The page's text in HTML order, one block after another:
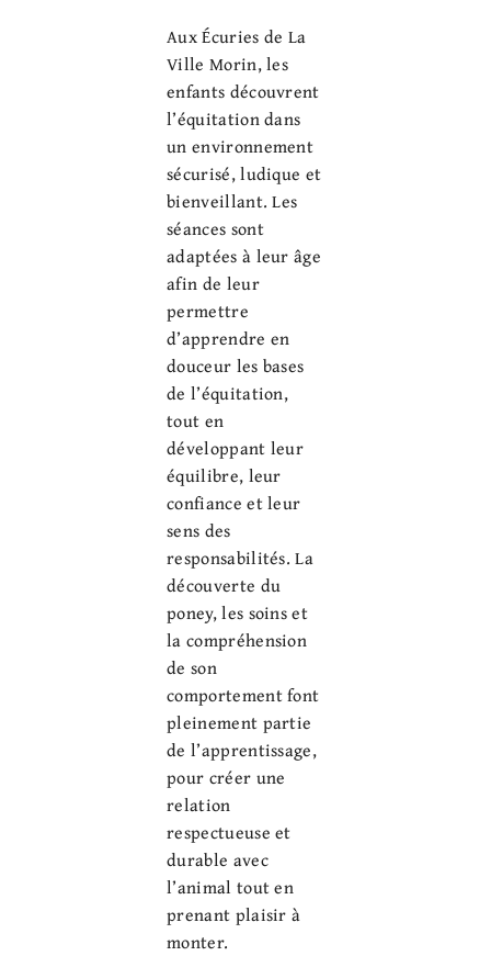
Aux Écuries de La
Ville Morin, les
enfants découvrent
l’équitation dans
un environnement
sécurisé, ludique et
bienveillant. Les
séances sont
adaptées à leur âge
afin de leur
permettre
d’apprendre en
douceur les bases
de l’équitation,
tout en
développant leur
équilibre, leur
confiance et leur
sens des
responsabilités. La
découverte du
poney, les soins et
la compréhension
de son
comportement font
pleinement partie
de l’apprentissage,
pour créer une
relation
respectueuse et
durable avec
l’animal tout en
prenant plaisir à
monter.